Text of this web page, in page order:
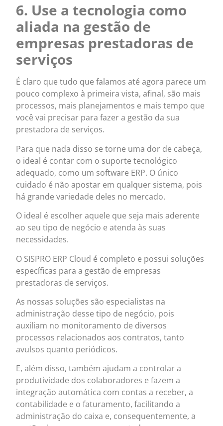
6. Use a tecnologia como
aliada na gestão de
empresas prestadoras de
serviços
É claro que tudo que falamos até agora parece um
pouco complexo à primeira vista, afinal, são mais
processos, mais planejamentos e mais tempo que
você vai precisar para fazer a gestão da sua
prestadora de serviços.
Para que nada disso se torne uma dor de cabeça,
o ideal é contar com o suporte tecnológico
adequado, como um software ERP. O único
cuidado é não apostar em qualquer sistema, pois
há grande variedade deles no mercado.
O ideal é escolher aquele que seja mais aderente
ao seu tipo de negócio e atenda às suas
necessidades.
O SISPRO ERP Cloud é completo e possui soluções
específicas para a gestão de empresas
prestadoras de serviços.
As nossas soluções são especialistas na
administração desse tipo de negócio, pois
auxiliam no monitoramento de diversos
processos relacionados aos contratos, tanto
avulsos quanto periódicos.
E, além disso, também ajudam a controlar a
produtividade dos colaboradores e fazem a
integração automática com contas a receber, a
contabilidade e o faturamento, facilitando a
administração do caixa e, consequentemente, a